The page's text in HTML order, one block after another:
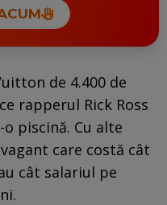
de 4.400 de
rapperul Rick Ross
piscină. Cu alte
care costă cât
cât salariul pe